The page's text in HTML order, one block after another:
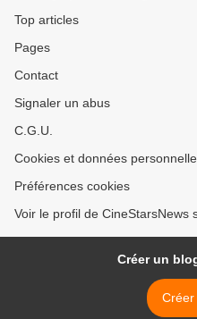
Top articles
Pages
Contact
Signaler un abus
C.G.U.
Cookies et données
Préférences cookies
Voir le profil de CineStarsNews
Créer un
Créer